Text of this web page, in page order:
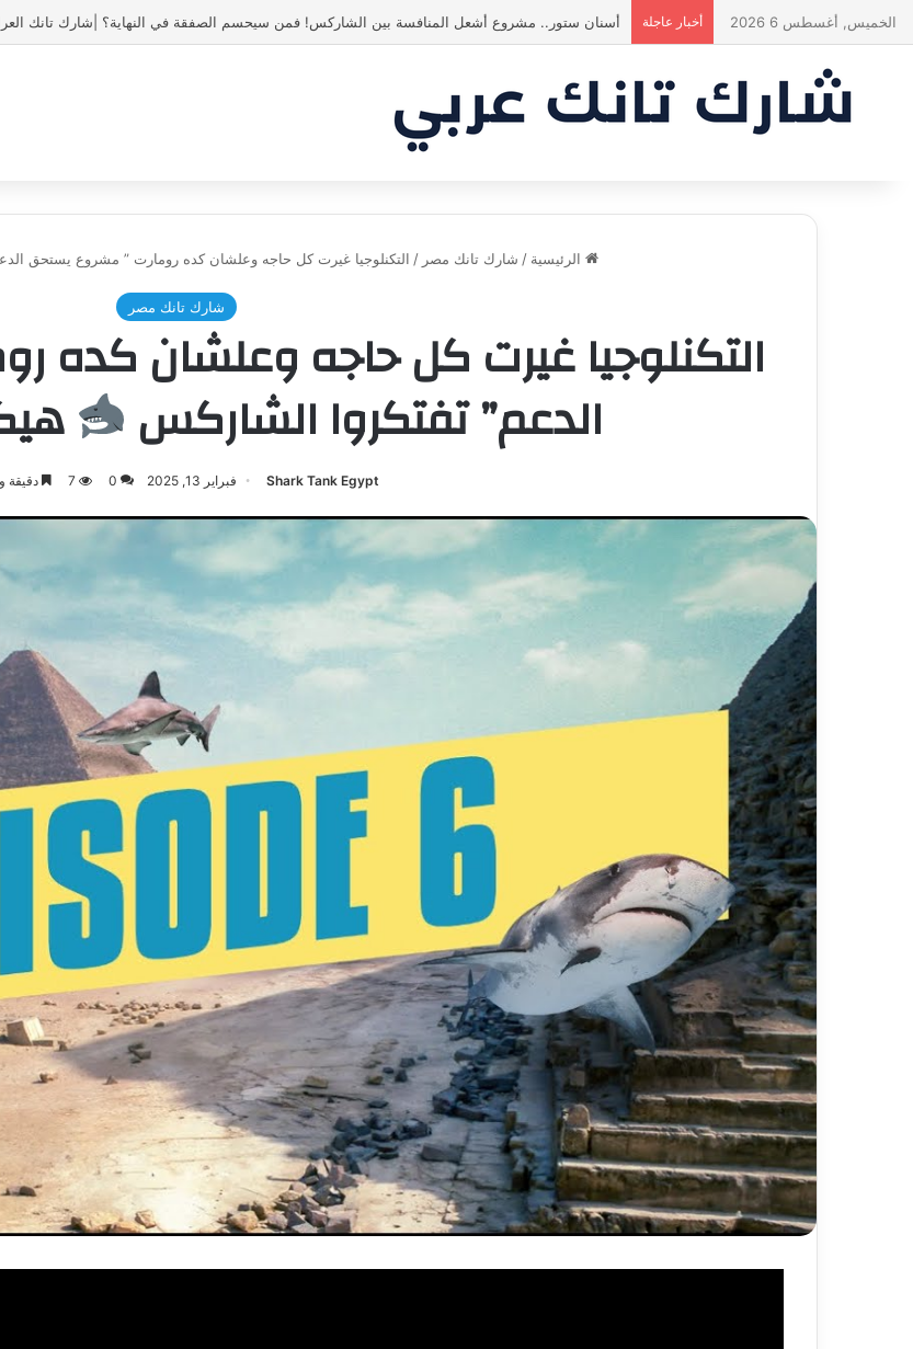
الخميس, أغسطس 6 2026 أخبار عاجلة ياسين منصور كان ليه رأي تاني خالص! انبهر بالفكرة وآمن برائد الأعمال
الرئيسية / شارك تانك مصر / التكنلوجيا غيرت كل حاجه وعلشان كده رومارت ” مشروع يستحق
شارك تانك مصر
التكنلوجيا غيرت كل حاجه وعلشان كده
الدعم” تفتكروا الشاركس
Shark Tank Egypt فبراير 13, 2025 0
7 دقيقة